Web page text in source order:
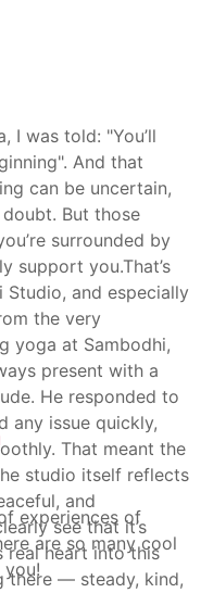
I was told: "You’ll
And that
can be uncertain,
But those
surrounded by
support you.That’s
and especially
the very
yoga at Sambodhi,
present with a
He responded to
any issue quickly,
That meant the
studio itself reflects
and
see that it’s
real heart into this
there — steady, kind,
experiences of
are so many cool
you!